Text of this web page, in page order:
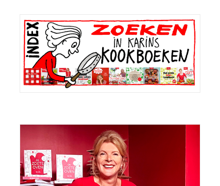
Primaire
Sidebar